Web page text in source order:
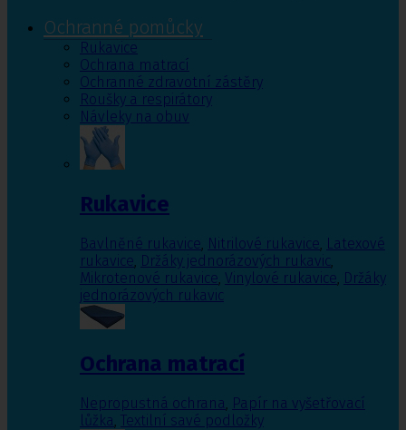
Ochranné pomůcky
Rukavice
Ochrana matrací
Ochranné zdravotní zástěry
Roušky a respirátory
Návleky na obuv
Rukavice
Bavlněné rukavice, Nitrilové rukavice, Latexové
rukavice, Držáky jednorázových rukavic,
Mikrotenové rukavice, Vinylové rukavice, Držáky
jednorázových rukavic
Ochrana matrací
Nepropustná ochrana, Papír na vyšetřovací
lůžka, Textilní savé podložky